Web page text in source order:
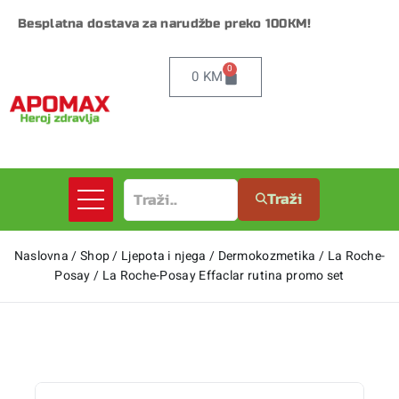
Besplatna dostava za narudžbe preko 100KM!
0 KM 0
Traži
Naslovna /Shop/ Ljepota i njega / Dermokozmetika / La Roche-
Posay/ La Roche-Posay Effaclar rutina promo set